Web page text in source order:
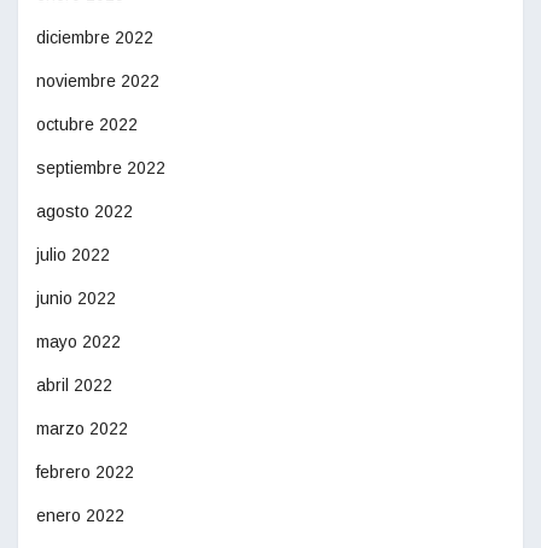
diciembre 2022
noviembre 2022
octubre 2022
septiembre 2022
agosto 2022
julio 2022
junio 2022
mayo 2022
abril 2022
marzo 2022
febrero 2022
enero 2022